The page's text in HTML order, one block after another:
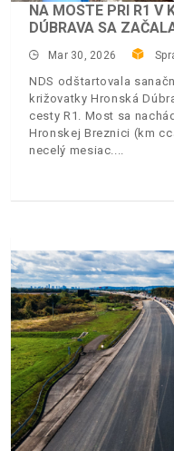
NA MOSTE PRI R1 V
DÚBRAVA SA
Mar 30, 2026
NDS odštartovala
križovatky Hronská
cesty R1. Most sa
Hronskej Breznici (km
necelý mesiac.